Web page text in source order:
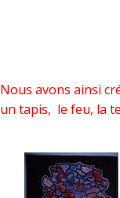
Nous avons ainsi
un tapis, le feu, la